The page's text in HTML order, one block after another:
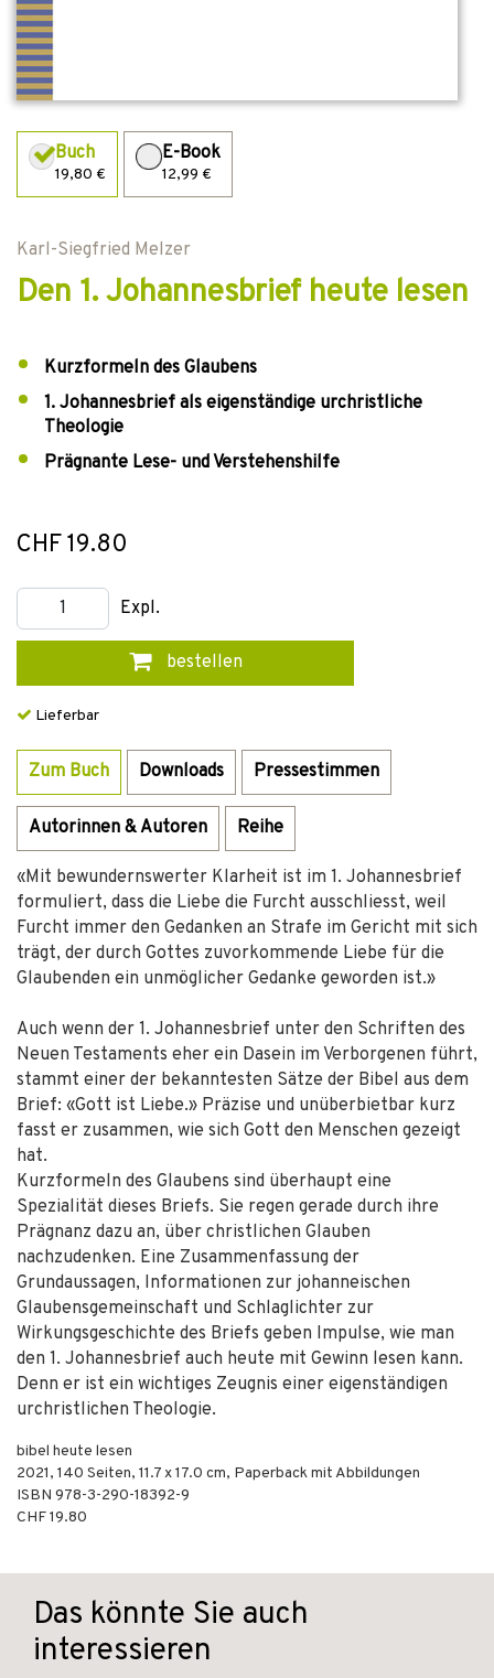
Buch
19,80 €
E-Book
12,99 €
Karl-Siegfried Melzer
Den 1. Johannesbrief heute lesen
Kurzformeln des Glaubens
1. Johannesbrief als eigenständige urchristliche
Theologie
Prägnante Lese- und Verstehenshilfe
CHF 19.80
Expl.
bestellen
Lieferbar
Zum Buch Downloads Pressestimmen
Autorinnen & Autoren Reihe
«Mit bewundernswerter Klarheit ist im 1. Johannesbrief
formuliert, dass die Liebe die Furcht ausschliesst, weil
Furcht immer den Gedanken an Strafe im Gericht mit sich
trägt, der durch Gottes zuvorkommende Liebe für die
Glaubenden ein unmöglicher Gedanke geworden ist.»
Auch wenn der 1. Johannesbrief unter den Schriften des
Neuen Testaments eher ein Dasein im Verborgenen führt,
stammt einer der bekanntesten Sätze der Bibel aus dem
Brief: «Gott ist Liebe.» Präzise und unüberbietbar kurz
fasst er zusammen, wie sich Gott den Menschen gezeigt
hat.
Kurzformeln des Glaubens sind überhaupt eine
Spezialität dieses Briefs. Sie regen gerade durch ihre
Prägnanz dazu an, über christlichen Glauben
nachzudenken. Eine Zusammenfassung der
Grundaussagen, Informationen zur johanneischen
Glaubensgemeinschaft und Schlaglichter zur
Wirkungsgeschichte des Briefs geben Impulse, wie man
den 1. Johannesbrief auch heute mit Gewinn lesen kann.
Denn er ist ein wichtiges Zeugnis einer eigenständigen
urchristlichen Theologie.
bibel heute lesen
2021, 140 Seiten, 11.7 x 17.0 cm, Paperback mit Abbildungen
ISBN 978-3-290-18392-9
CHF 19.80
Das könnte Sie auch
interessieren